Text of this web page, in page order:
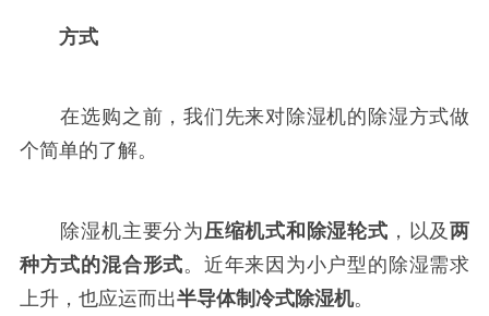
方式
在选购之前，我们先来对除湿机的除湿方式做
个简单的了解。
除湿机主要分为压缩机式和除湿轮式 ，以及两
种方式的混合形式。近年来因为小户型的除湿需求
上升，也应运而出半导体制冷式除湿机。